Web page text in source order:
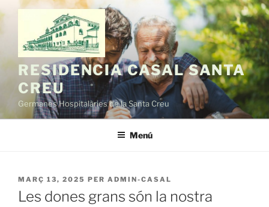
contingut
RESIDENCIA CASAL SANTA
CREU
Germanes Hospitalàries de la Santa Creu
Menú
PUBLICAT
A
MARÇ 13, 2025 PER ADMIN-CASAL
Les dones grans són la nostra